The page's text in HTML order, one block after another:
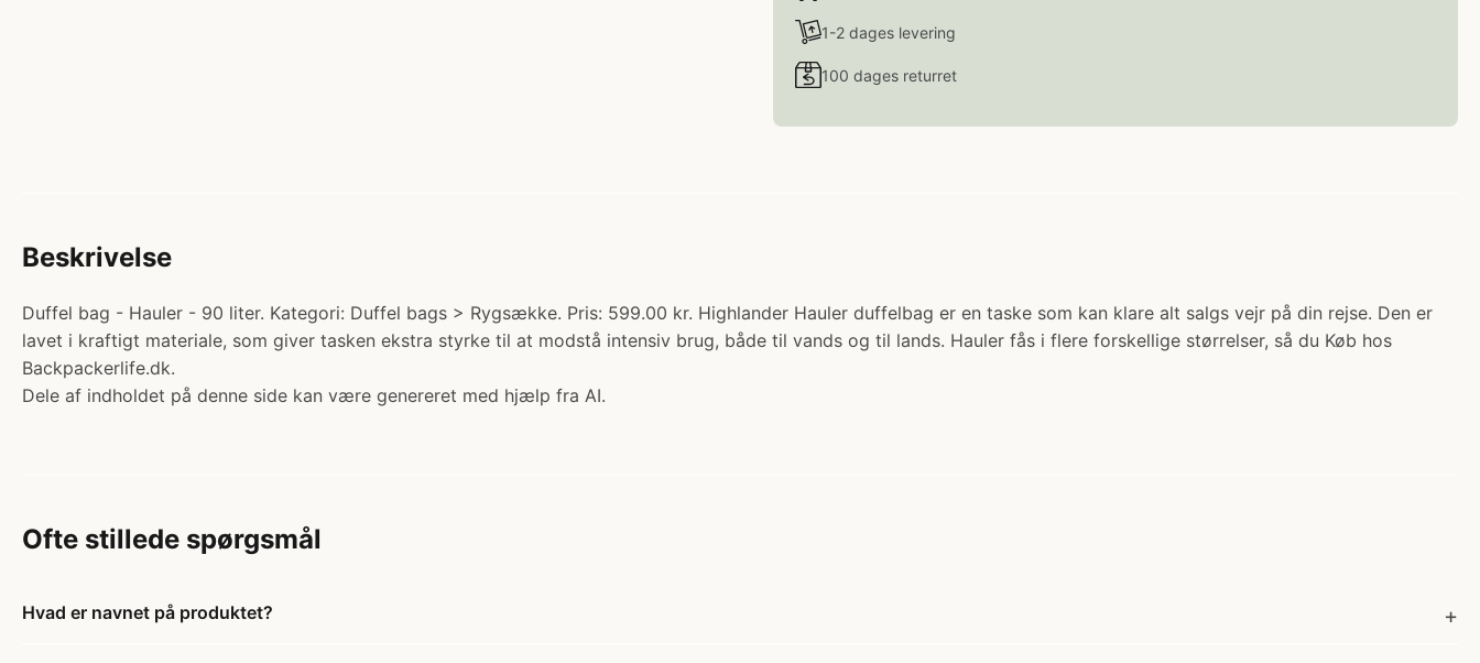
1-2 dages levering
100 dages returret
Beskrivelse
Duffel bag - Hauler - 90 liter. Kategori: Duffel bags > Rygsække. Pris: 599.00 kr. Highlander Hauler duffelbag er en taske som kan klare alt salgs vejr på din rejse. Den er
lavet i kraftigt materiale, som giver tasken ekstra styrke til at modstå intensiv brug, både til vands og til lands. Hauler fås i flere forskellige størrelser, så du Køb hos
Backpackerlife.dk.
Dele af indholdet på denne side kan være genereret med hjælp fra AI.
Ofte stillede spørgsmål
Hvad er navnet på produktet?